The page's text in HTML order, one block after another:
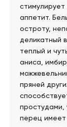
аппетит.
остроту,
деликатный
теплый и
аниса,
пряней
перец имеет